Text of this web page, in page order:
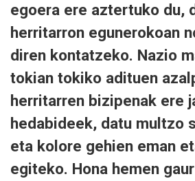
egoera ere aztertuko du,
herritarron egunerokoan
diren kontatzeko. Nazio
tokian tokiko adituen
herritarren bizipenak ere
hedabideek, datu multzo
eta kolore gehien eman
egiteko. Hona hemen